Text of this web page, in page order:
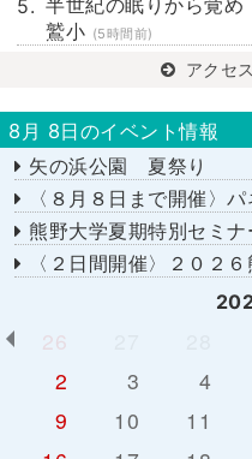
半世紀の眠りから覚
鷲小 (5時間前)
アクセ
8月 8日のイベント情報
矢の浜公園 夏祭り
〈８月８日まで開催〉
熊野大学夏期特別セミナー「中上
〈２日間開催〉２０２
26
2
3 4
9
10 11